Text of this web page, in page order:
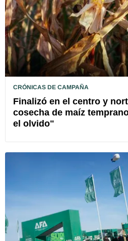
CRÓNICAS DE CAMPAÑA
Finalizó en el centro y
cosecha de maíz
el olvido"